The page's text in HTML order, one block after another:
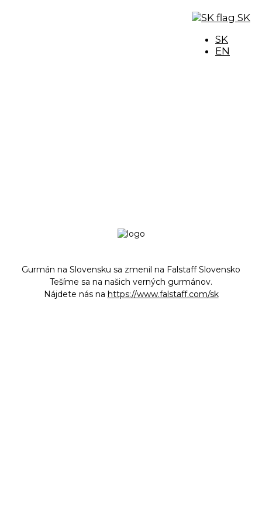
SK
SK
EN
Gurmán na Slovensku sa zmenil na Falstaff Slovensko
Tešíme sa na našich verných gurmánov.
Nájdete nás na https://www.falstaff.com/sk